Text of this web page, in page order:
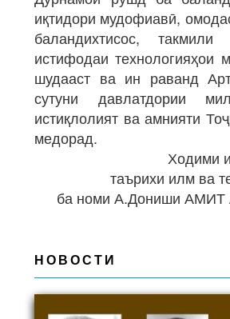
иқтидори мудофиавӣ,
баландихтисос, такмили
истифодаи технологияҳои
шудааст ва ин раванд
сутуни давлатдории
истиқлолият ва амнияти
медорад.
Ходими
таърихи илм ва
ба номи А.Дониши АМИТ
НОВОСТИ